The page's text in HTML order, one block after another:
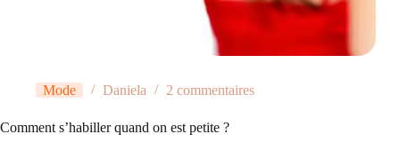
Mode Daniela 2 commentaires
Comment s’habiller quand on est petite ?